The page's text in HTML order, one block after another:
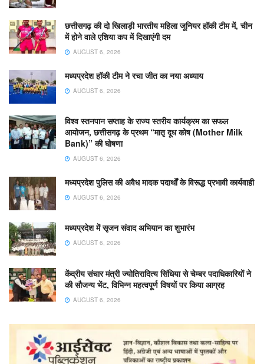
छत्तीसगढ़ की दो खिलाड़ी भारतीय महिला जूनियर हॉकी टीम में, चीन
में होने वाले एशिया कप में दिखाएंगी दम
AUGUST 6, 2026
मध्यप्रदेश हॉकी टीम ने रचा जीत का नया अध्याय
AUGUST 6, 2026
विश्व स्तनपान सप्ताह के राज्य स्तरीय कार्यक्रम का सफल
आयोजन, छत्तीसगढ़ के प्रथम “मातृ दूध कोष (Mother Milk
Bank)” की घोषणा
AUGUST 6, 2026
मध्यप्रदेश पुलिस की अवैध मादक पदार्थों के विरूद्ध प्रभावी कार्यवाही
AUGUST 6, 2026
मध्यप्रदेश में सृजन संवाद अभियान का शुभारंभ
AUGUST 6, 2026
केंद्रीय संचार मंत्री ज्योतिरादित्य सिंधिया से चेम्बर पदाधिकारियों ने
की सौजन्य भेंट, विभिन्न महत्वपूर्ण विषयों पर किया आग्रह
AUGUST 6, 2026